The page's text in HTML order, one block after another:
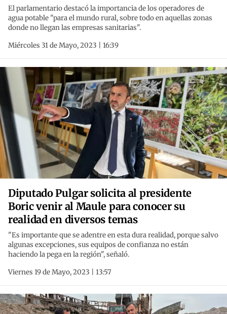
El parlamentario destacó la importancia de los operadores de
agua potable "para el mundo rural, sobre todo en aquellas zonas
donde no llegan las empresas sanitarias".
Miércoles 31 de Mayo, 2023 | 16:39
Diputado Pulgar solicita al presidente
Boric venir al Maule para conocer su
realidad en diversos temas
"Es importante que se adentre en esta dura realidad, porque salvo
algunas excepciones, sus equipos de confianza no están
haciendo la pega en la región", señaló.
Viernes 19 de Mayo, 2023 | 13:57